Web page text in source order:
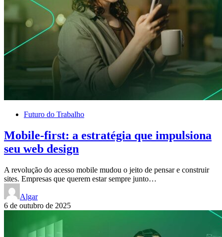
Futuro do Trabalho
Mobile-first: a estratégia que impulsiona
seu web design
A revolução do acesso mobile mudou o jeito de pensar e construir
sites. Empresas que querem estar sempre junto…
Algar
6 de outubro de 2025